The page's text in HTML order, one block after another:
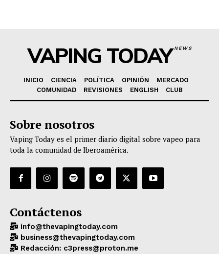
VAPING TODAYNEWS
INICIO CIENCIA POLÍTICA OPINIÓN
MERCADO
COMUNIDAD
REVISIONES ENGLISH CLUB
Sobre nosotros
Vaping Today es el primer diario digital sobre vapeo para
toda la comunidad de Iberoamérica.
Contáctenos
info@thevapingtoday.com
business@thevapingtoday.com
Redacción: c3press@proton.me